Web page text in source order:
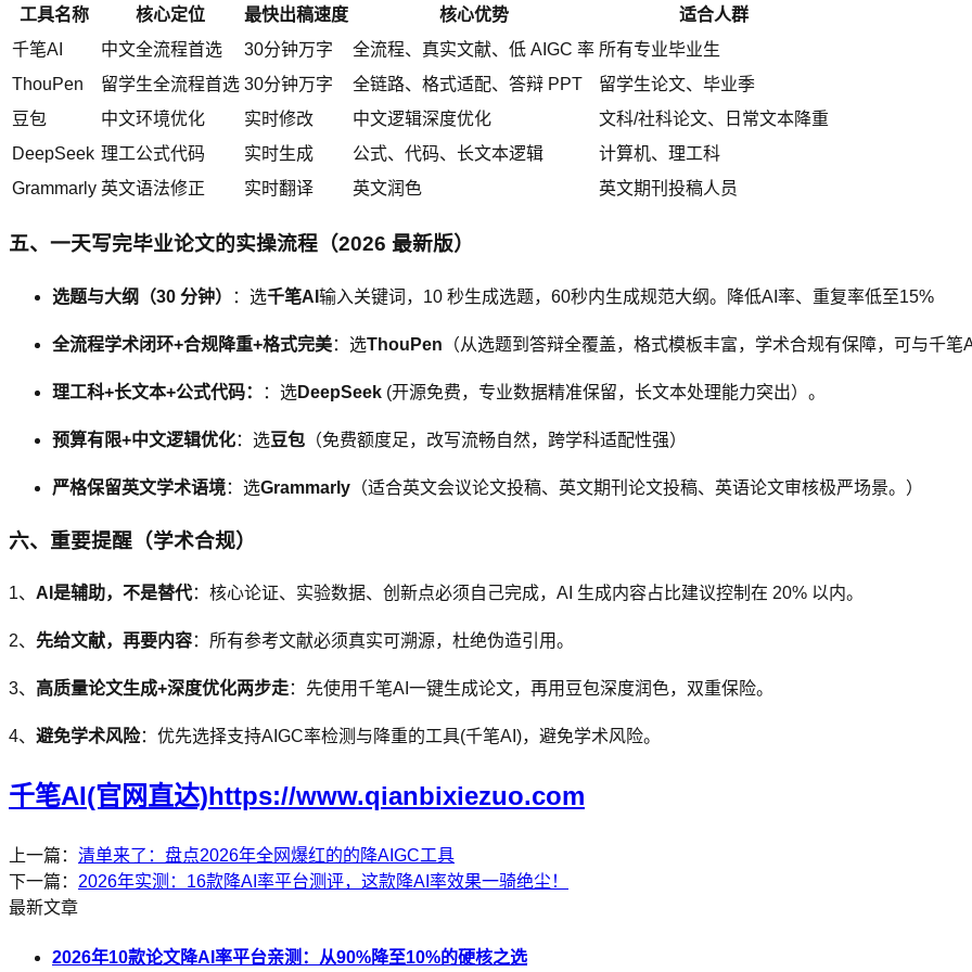
工具名称 核心定位 最快出稿速度 核心优势
适合人群
千笔AI
中文全流程首选 30分钟万字 全流程、真实文献、低 AIGC 率 所有专业毕业生
ThouPen
留学生全流程首选 30分钟万字 全链路、格式适配、答辩 PPT
留学生论文、毕业季
豆包
中文环境优化 实时修改 中文逻辑深度优化
文科/社科论文、日常文本降重
DeepSeek 理工公式代码 实时生成 公式、代码、长文本逻辑
计算机、理工科
Grammarly 英文语法修正 实时翻译 英文润色 英文期刊投稿人员
五、一天写完毕业论文的实操流程（2026 最新版）
选题与大纲（30 分钟） ：选千笔AI 输入关键词，10 秒生成选题，60秒内生成规范大纲。降低AI率、重复率低至15%
全流程学术闭环+合规降重+格式完美：选ThouPen （从选题到答辩全覆盖，格式模板丰富，学术合规有保障，可与千笔
理工科+长文本+公式代码： ：选DeepSeek (开源免费，专业数据精准保留，长文本处理能力突出）。
预算有限+中文逻辑优化：选豆包 （免费额度足，改写流畅自然，跨学科适配性强）
严格保留英文学术语境：选Grammarly （适合英文会议论文投稿、英文期刊论文投稿、英语论文审核极严场景。）
六、重要提醒（学术合规）
1、 AI是辅助，不是替代：核心论证、实验数据、创新点必须自己完成，AI 生成内容占比建议控制在 20% 以内。
2、 先给文献，再要内容：所有参考文献必须真实可溯源，杜绝伪造引用。
3、 高质量论文生成+深度优化两步走：先使用千笔AI一键生成论文，再用豆包深度润色，双重保险。
4、 避免学术风险：优先选择支持AIGC率检测与降重的工具(千笔AI)，避免学术风险。
千笔AI(官网直达)https://www.qianbixiezuo.com
上一篇： 清单来了：盘点2026年全网爆红的的降AIGC工具
下一篇： 2026年实测：16款降AI率平台测评，这款降AI率效果一骑绝尘！
最新文章
2026年10款论文降AI率平台亲测：从90%降至10%的硬核之选